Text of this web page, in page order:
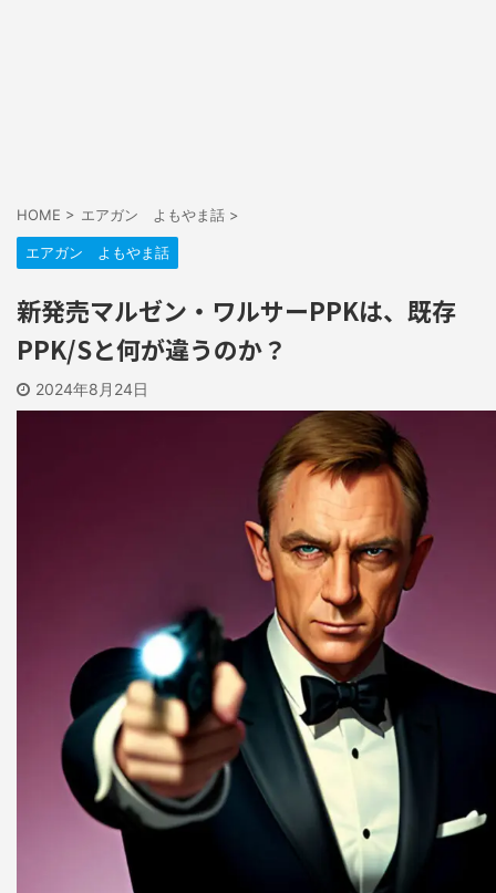
HOME > エアガン よもやま話 >
エアガン よもやま話
新発売マルゼン・ワルサーPPKは、既存
PPK/Sと何が違うのか？
2024年8月24日